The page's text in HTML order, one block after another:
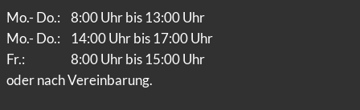
Mo.- Do.:
8:00 Uhr bis 13:00 Uhr
Mo.- Do.:
14:00 Uhr bis 17:00 Uhr
Fr.:
8:00 Uhr bis 15:00 Uhr
oder nach Vereinbarung.